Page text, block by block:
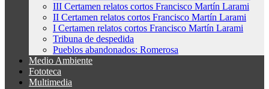
III Certamen relatos cortos Francisco Martín Larami
II Certamen relatos cortos Francisco Martín Larami
I Certamen relatos cortos Francisco Martín Larami
Tribuna de despedida
Pueblos abandonados: Romerosa
Medio Ambiente
Fototeca
Multimedia